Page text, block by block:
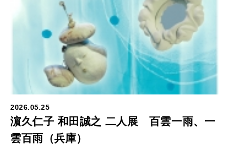
2026.05.25
濵久仁子 和田誠之 二人展 百雲一雨、一
雲百雨（兵庫）